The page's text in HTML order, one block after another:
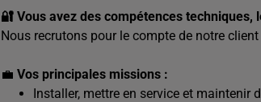
🔐 Vous avez des compétences
Nous recrutons pour le compte de notre
💼Vos principales missions :
Installer, mettre en service et maintenir